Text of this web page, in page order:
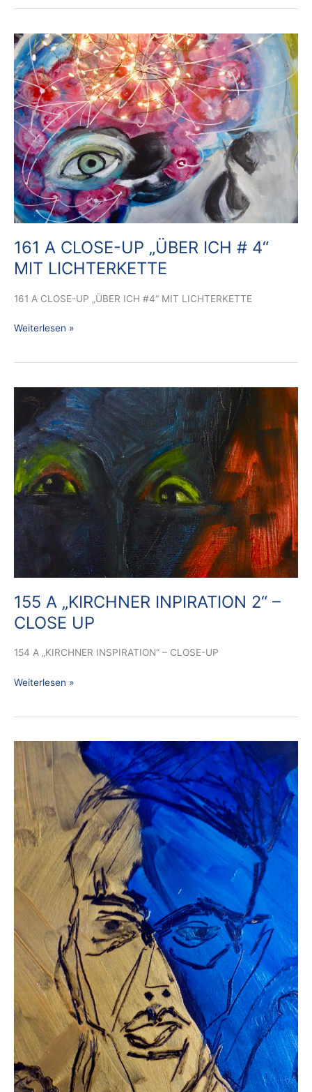
161 A CLOSE-UP „ÜBER ICH # 4“
MIT LICHTERKETTE
161 A CLOSE-UP „ÜBER ICH #4“ MIT LICHTERKETTE
161
A
CLOSE-
UP
„ÜBER
ICH
#
4“
MIT
LICHTERKETTE
Weiterlesen »
155 A „KIRCHNER INPIRATION 2“ –
CLOSE UP
154 A „KIRCHNER INSPIRATION“ – CLOSE-UP
„KIRCHNER
INPIRATION
2“
–
CLOSE
UP
Weiterlesen »
151
KIRCHNER
INSPIRATION
1
–
PROJEKT
BREMEN-
CITY
–
CLOSE-